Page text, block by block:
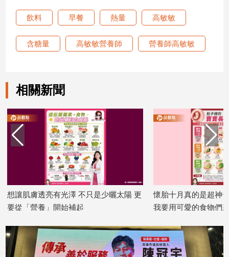
飲料 早餐 熱量 高敏敏
含糖量 高敏敏營養師 營養師高敏敏
相關新聞
想讓肌膚透亮有光澤 不只是少曬太陽 更
要從「營養」開始補起
懷胎十月真的是超神
我要用可愛的食物們
2026/07/14